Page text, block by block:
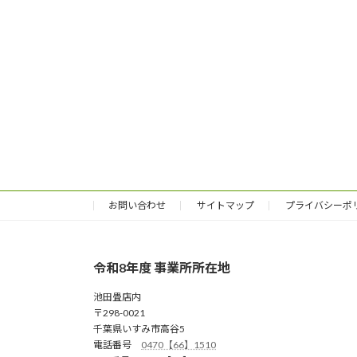
お問い合わせ サイトマップ プライバシーポ
令和8年度 事業所所在地
池田畳店内
〒298-0021
千葉県いすみ市高谷5
電話番号 0470【66】1510